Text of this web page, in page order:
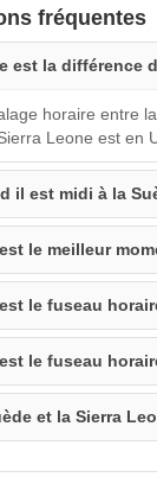
fréquentes
est la différence
horaire entre
Leone est en
il est midi à la
le meilleur
le fuseau
le fuseau
et la Sierra